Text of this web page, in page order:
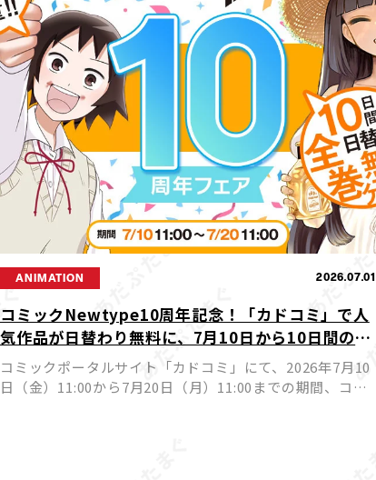
ANIMATION 2026.07.01
コミックNewtype10周年記念！「カドコミ」で人
気作品が日替わり無料に、7月10日から10日間の豪
華フェア開催
コミックポータルサイト「カドコミ」にて、2026年7月10
日（金）11:00から7月20日（月）11:00までの期間、コミ